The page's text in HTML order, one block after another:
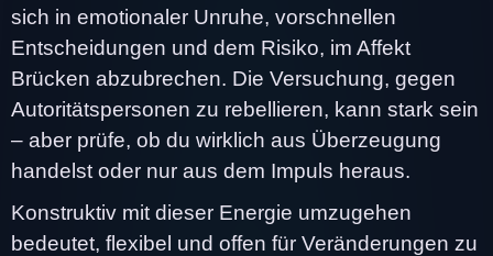
sich in emotionaler Unruhe, vorschnellen
Entscheidungen und dem Risiko, im Affekt
Brücken abzubrechen. Die Versuchung, gegen
Autoritätspersonen zu rebellieren, kann stark sein
– aber prüfe, ob du wirklich aus Überzeugung
handelst oder nur aus dem Impuls heraus.
Konstruktiv mit dieser Energie umzugehen
bedeutet, flexibel und offen für Veränderungen zu